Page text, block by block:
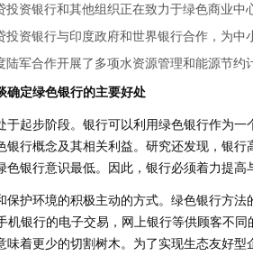
投资银行和其他组织正在致力于绿色商业
投资银行与印度政府和世界银行合作，为中
陆军合作开展了多项水资源管理和能源节约
确定绿色银行的主要好处
于起步阶段。银行可以利用绿色银行作为
银行概念及其相关利益。研究还发现，银
色银行意识最低。因此，银行必须着力提
保护环境的积极主动的方式。绿色银行方
机银行的电子交易，网上银行等供顾客不
味着更少的切割树木。为了实现生态友好